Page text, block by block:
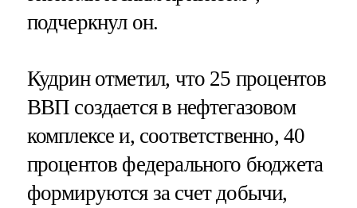
подчеркнул он.
Кудрин отметил, что 25 процентов
ВВП создается в нефтегазовом
комплексе и, соответственно, 40
процентов федерального бюджета
формируются за счет добычи,